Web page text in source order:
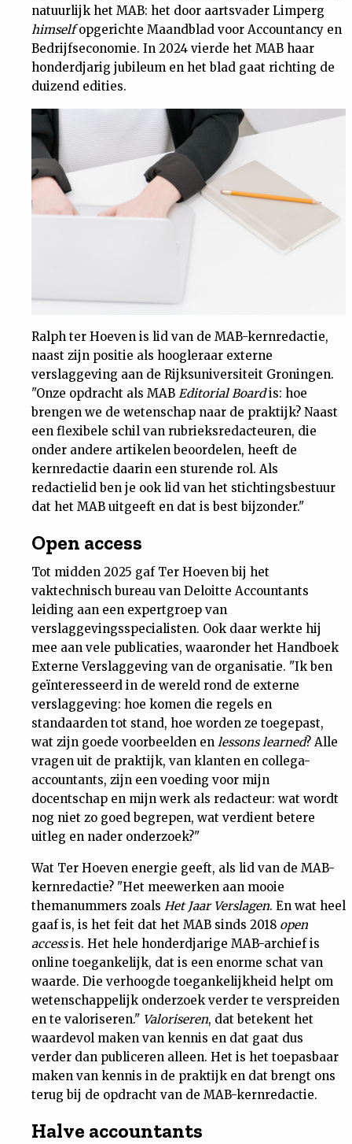
Magazine
Podcast
Nieuwsbrief
Contact
natuurlijk het MAB: het door aartsvader Limperg
himselfopgerichte Maandblad voor Accountancy en
Bedrijfseconomie. In 2024 vierde het MAB haar
honderdjarig jubileum en het blad gaat richting de
duizend edities.
Ralph ter Hoeven is lid van de MAB-kernredactie,
naast zijn positie als hoogleraar externe
verslaggeving aan de Rijksuniversiteit Groningen.
"Onze opdracht als MAB Editorial Boardis: hoe
brengen we de wetenschap naar de praktijk? Naast
een flexibele schil van rubrieksredacteuren, die
onder andere artikelen beoordelen, heeft de
kernredactie daarin een sturende rol. Als
redactielid ben je ook lid van het stichtingsbestuur
dat het MAB uitgeeft en dat is best bijzonder."
Open access
Tot midden 2025 gaf Ter Hoeven bij het
vaktechnisch bureau van Deloitte Accountants
leiding aan een expertgroep van
verslaggevingsspecialisten. Ook daar werkte hij
mee aan vele publicaties, waaronder het Handboek
Externe Verslaggeving van de organisatie. "Ik ben
geïnteresseerd in de wereld rond de externe
verslaggeving: hoe komen die regels en
standaarden tot stand, hoe worden ze toegepast,
wat zijn goede voorbeelden en lessons learned? Alle
vragen uit de praktijk, van klanten en collega-
accountants, zijn een voeding voor mijn
docentschap en mijn werk als redacteur: wat wordt
nog niet zo goed begrepen, wat verdient betere
uitleg en nader onderzoek?"
Wat Ter Hoeven energie geeft, als lid van de MAB-
kernredactie? "Het meewerken aan mooie
themanummers zoals Het Jaar Verslagen. En wat heel
gaaf is, is het feit dat het MAB sinds 2018 open
accessis. Het hele honderdjarige MAB-archief is
online toegankelijk, dat is een enorme schat van
waarde. Die verhoogde toegankelijkheid helpt om
wetenschappelijk onderzoek verder te verspreiden
en te valoriseren." Valoriseren, dat betekent het
waardevol maken van kennis en dat gaat dus
verder dan publiceren alleen. Het is het toepasbaar
maken van kennis in de praktijk en dat brengt ons
terug bij de opdracht van de MAB-kernredactie.
Halve accountants